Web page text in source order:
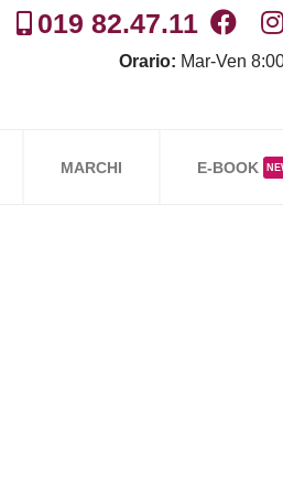
019 82.47.11
Orario: Mar-Ven
MARCHI E-BOOK